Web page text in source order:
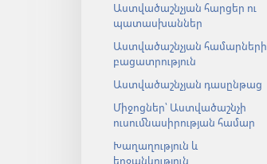
Աստվածաշնչյան հարցեր ու
պատասխաններ
Աստվածաշնչյան համարների
բացատրություն
Աստվածաշնչյան դասընթաց
Միջոցներ՝ Աստվածաշնչի
ուսումնասիրության համար
Խաղաղություն և
երջանկություն